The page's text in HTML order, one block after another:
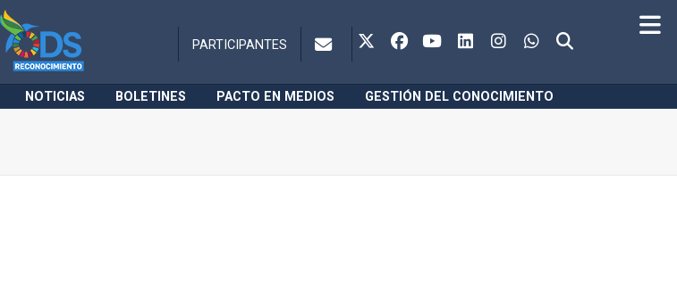
PARTICIPANTES
NOTICIAS BOLETINES PACTO EN MEDIOS GESTIÓN DEL CONOCIMIENTO